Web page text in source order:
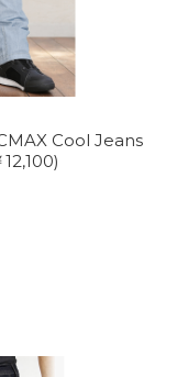
Cool Jeans
12,100)